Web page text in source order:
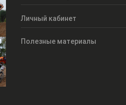
Личный кабинет
Полезные материалы